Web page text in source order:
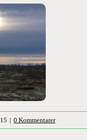
| 0 Kommentarer